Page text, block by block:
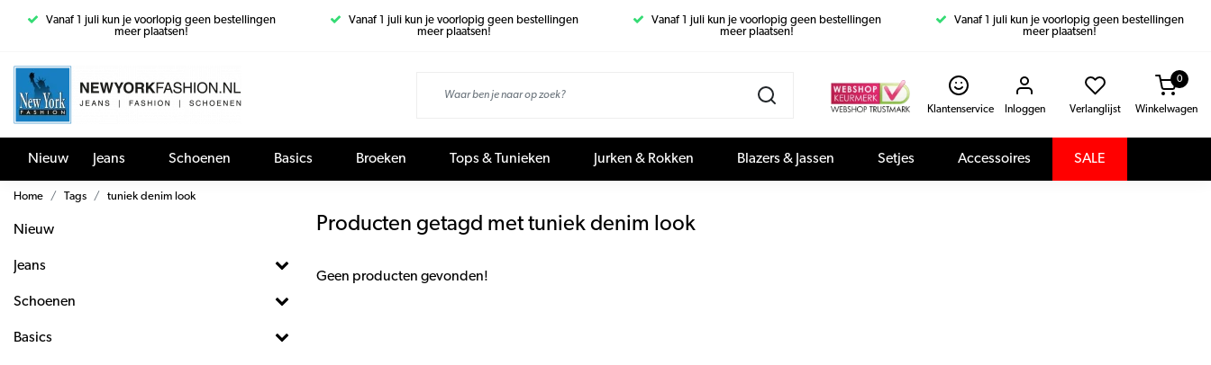
Vanaf 1 juli kun je voorlopig geen bestellingen
meer plaatsen!
Vanaf 1 juli kun je voorlopig geen bestellingen
meer plaatsen!
Vanaf 1 juli kun je voorlopig geen bestellingen
meer plaatsen!
Vanaf 1 juli kun je voorlopig geen bestellingen
meer plaatsen!
Klantenservice Inloggen Verlanglijst Winkelwagen
0
Nieuw Jeans Schoenen Basics Broeken Tops & Tunieken Jurken & Rokken Blazers & Jassen Setjes Accessoires SALE
Home Tags tuniek denim look
Nieuw
Jeans
Schoenen
Basics
Producten getagd met tuniek denim look
Geen producten gevonden!